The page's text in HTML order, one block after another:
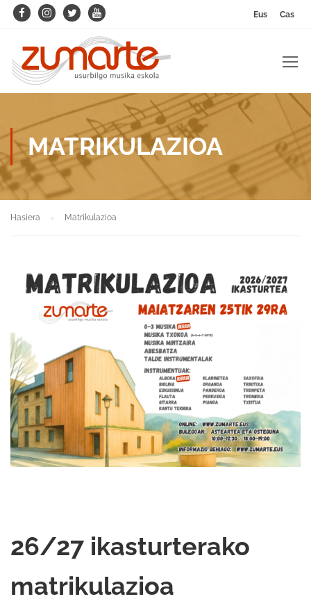
Eus Cas
MATRIKULAZIOA
Hasiera Matrikulazioa
26/27 ikasturterako
matrikulazioa